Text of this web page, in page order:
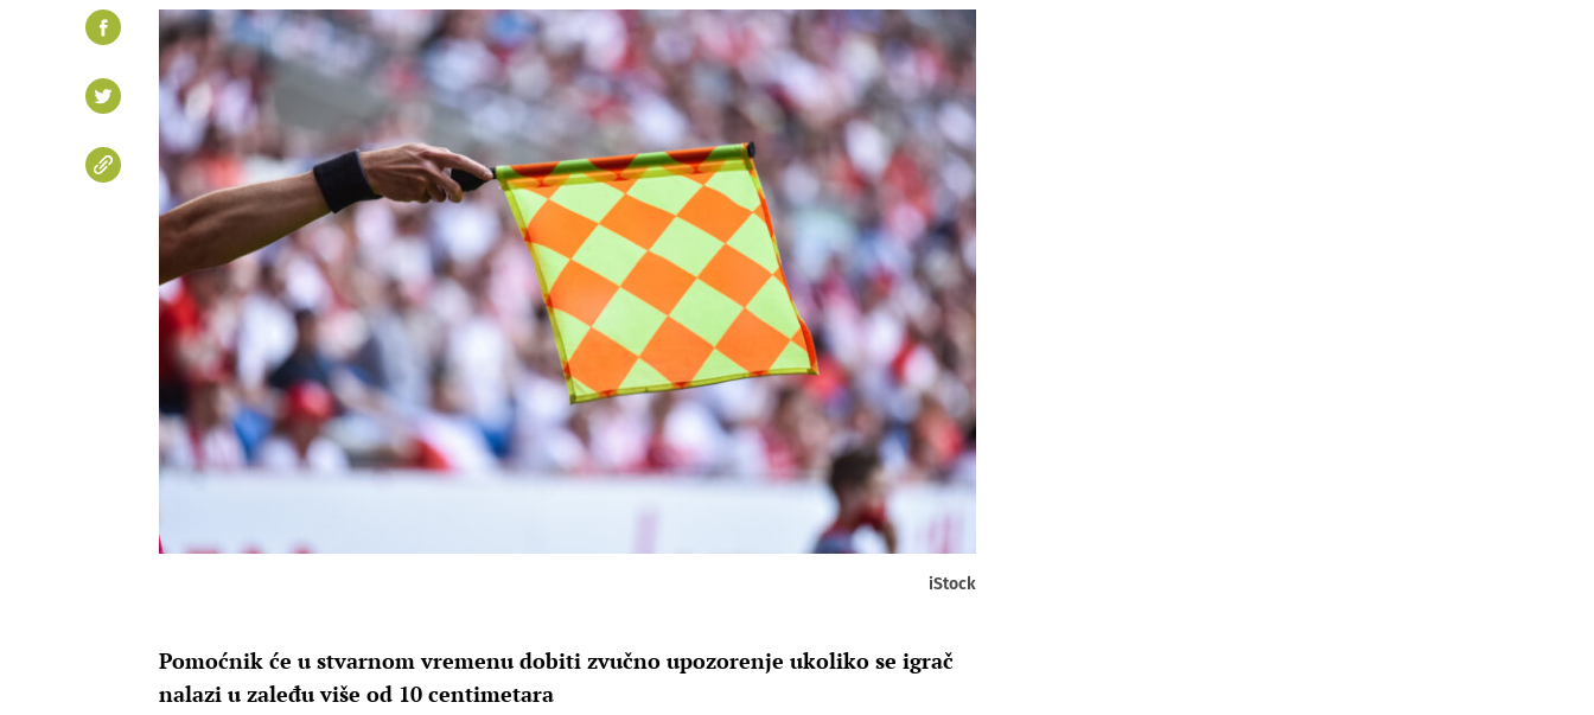
iStock
Pomoćnik će u stvarnom vremenu dobiti zvučno upozorenje ukoliko se igrač
nalazi u zaleđu više od 10 centimetara